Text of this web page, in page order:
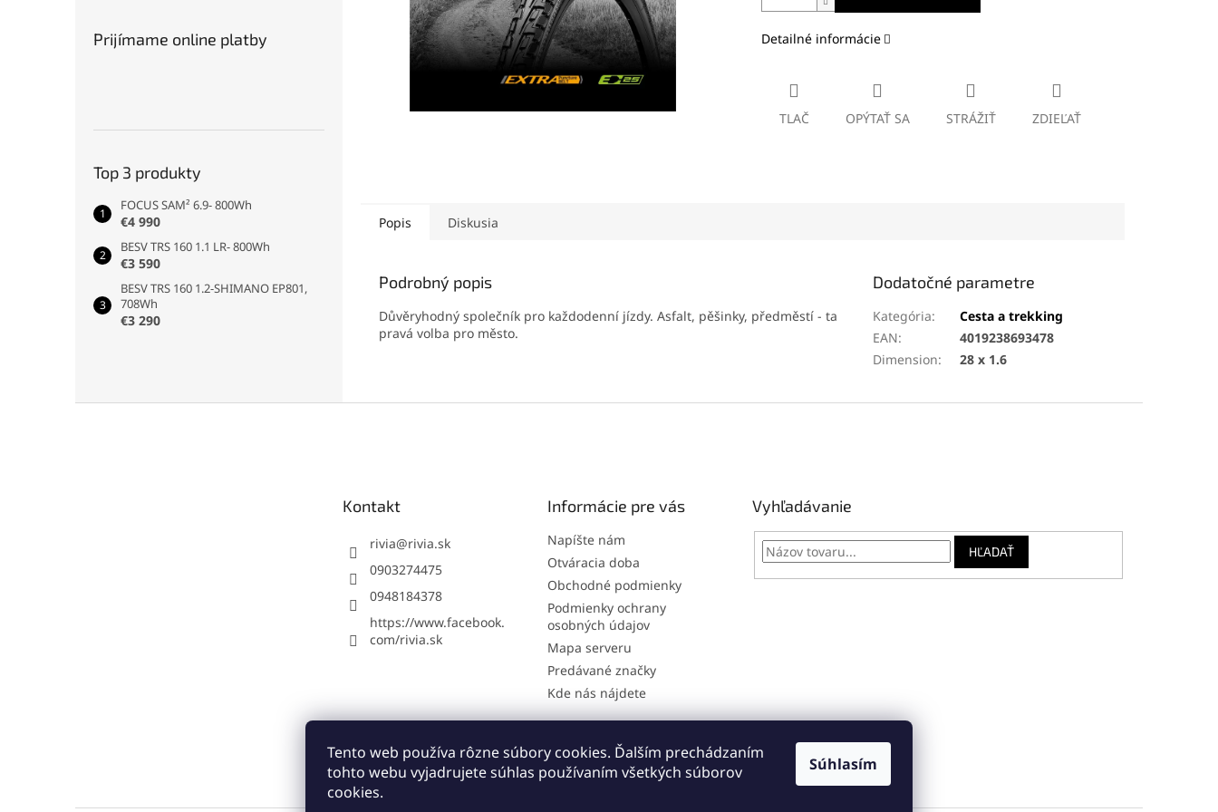
Tento web používa rôzne súbory cookies. Ďalším prechádzaním
tohto webu vyjadrujete súhlas používaním všetkých súborov
cookies.
Súhlasím
Prijímame online platby
Top 3 produkty
FOCUS SAM² 6.9- 800Wh
€4 990
BESV TRS 160 1.1 LR- 800Wh
€3 590
BESV TRS 160 1.2-SHIMANO EP801,
708Wh
€3 290
Detailné informácie
TLAČ OPÝTAŤ SA STRÁŽIŤ ZDIEĽAŤ
Popis Diskusia
Podrobný popis
Důvěryhodný společník pro každodenní jízdy. Asfalt, pěšinky, předměstí - ta
pravá volba pro město.
Dodatočné parametre
Kategória:
Cesta a trekking
EAN:
4019238693478
Dimension: 28 x 1.6
Kontakt
rivia@rivia.sk
0903274475
0948184378
https://www.facebook.
com/rivia.sk
Informácie pre vás
Napíšte nám
Otváracia doba
Obchodné podmienky
Podmienky ochrany
osobných údajov
Mapa serveru
Predávané značky
Kde nás nájdete
Vyhľadávanie
HĽADAŤ
Online: registrácia na servis Napíšte nám